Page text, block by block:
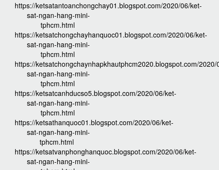
https://ketsatantoanchongchay01.blogspot.com/2020/06/ket-
sat-ngan-hang-mini-
tphcm.html
https://ketsatchongchayhanquoc01.blogspot.com/2020/06/ket-
sat-ngan-hang-mini-
tphcm.html
https://ketsatchongchaynhapkhautphcm2020.blogspot.com/2020/
sat-ngan-hang-mini-
tphcm.html
https://ketsatcanhducso5.blogspot.com/2020/06/ket-
sat-ngan-hang-mini-
tphcm.html
https://ketsathanquoc01.blogspot.com/2020/06/ket-
sat-ngan-hang-mini-
tphcm.html
https://ketsatvanphonghanquoc.blogspot.com/2020/06/ket-
sat-ngan-hang-mini-